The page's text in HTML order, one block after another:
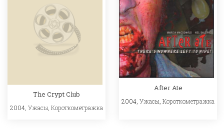
The Crypt Club
2004, Ужасы Короткометражка
After Ate
2004,Ужасы ,Короткометражка